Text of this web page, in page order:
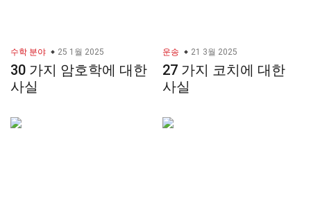
수학 분야 25 1월 2025
30 가지 암호학에 대한
사실
운송 21 3월 2025
27 가지 코치에 대한
사실